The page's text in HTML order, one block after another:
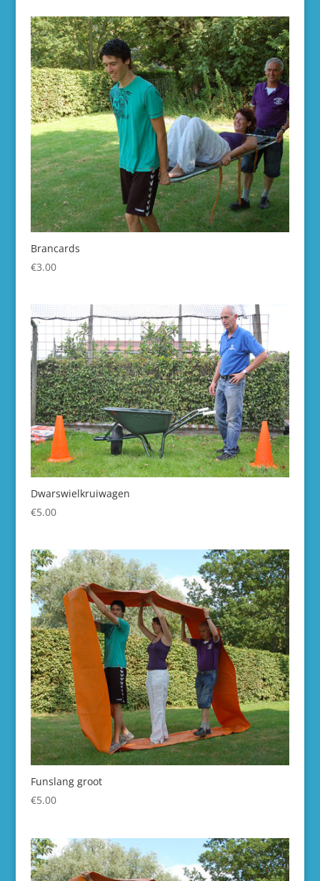
Brancards
€3.00
Dwarswielkruiwagen
€5.00
Funslang groot
€5.00